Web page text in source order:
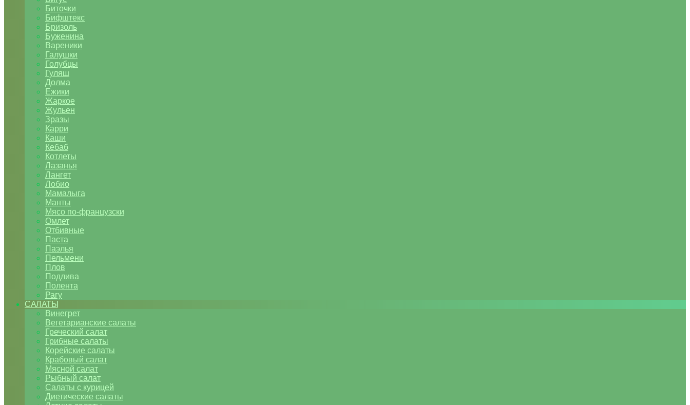
Биточки
Бифштекс
Бризоль
Буженина
Вареники
Галушки
Голубцы
Гуляш
Долма
Ежики
Жаркое
Жульен
Зразы
Карри
Каши
Кебаб
Котлеты
Лазанья
Лангет
Лобио
Мамалыга
Манты
Мясо по-французски
Омлет
Отбивные
Паста
Паэлья
Пельмени
Плов
Подлива
Полента
Рагу
САЛАТЫ
Винегрет
Вегетарианские салаты
Греческий салат
Грибные салаты
Корейские салаты
Крабовый салат
Мясной салат
Рыбный салат
Салаты с курицей
Диетические салаты